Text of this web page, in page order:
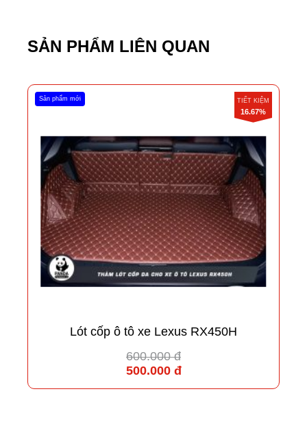
SẢN PHẨM LIÊN QUAN
Sản phẩm mới TIẾT KIỆM
16.67%
Lót cốp ô tô xe Lexus RX450H
600.000 đ
500.000 đ